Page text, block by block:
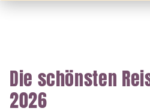
Die schönsten
2026